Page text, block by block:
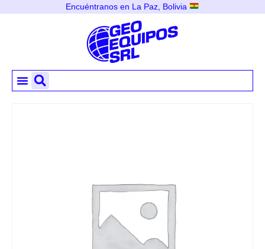
Encuéntranos en La Paz, Bolivia